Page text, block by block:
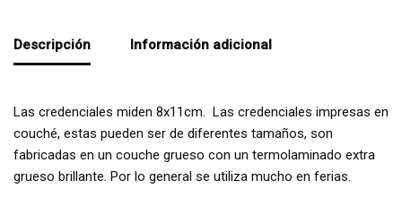
Descripción Información adicional
Las credenciales miden 8x11cm. Las credenciales impresas en
couché, estas pueden ser de diferentes tamaños, son
fabricadas en un couche grueso con un termolaminado extra
grueso brillante. Por lo general se utiliza mucho en ferias.